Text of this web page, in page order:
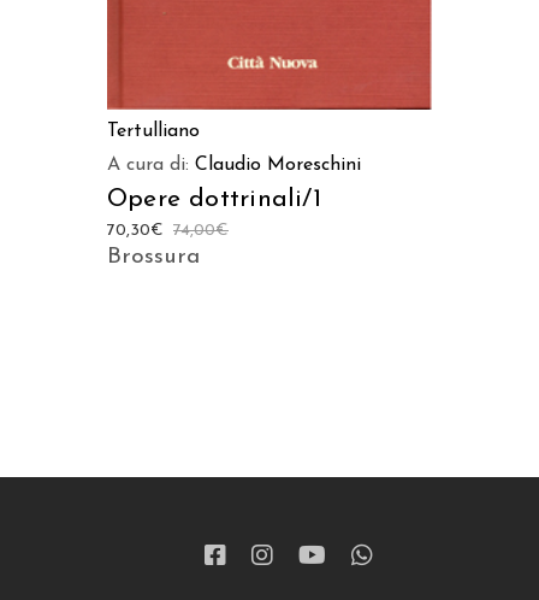
Tertulliano
A cura di: Claudio Moreschini
Opere dottrinali/1
74,00€
70,30€
Brossura